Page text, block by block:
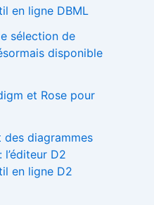
en ligne DBML
sélection de
disponible
et Rose pour
diagrammes
D2
en ligne D2